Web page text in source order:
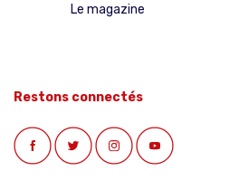
Le magazine
Restons connectés